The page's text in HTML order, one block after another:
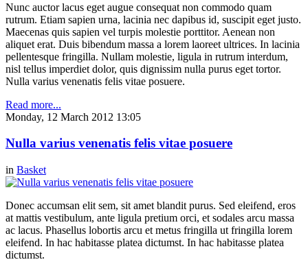
Nunc auctor lacus eget augue consequat non commodo quam
rutrum. Etiam sapien urna, lacinia nec dapibus id, suscipit eget justo.
Maecenas quis sapien vel turpis molestie porttitor. Aenean non
aliquet erat. Duis bibendum massa a lorem laoreet ultrices. In lacinia
pellentesque fringilla. Nullam molestie, ligula in rutrum interdum,
nisl tellus imperdiet dolor, quis dignissim nulla purus eget tortor.
Nulla varius venenatis felis vitae posuere.
Read more...
Monday, 12 March 2012 13:05
Nulla varius venenatis felis vitae posuere
in Basket
Donec accumsan elit sem, sit amet blandit purus. Sed eleifend, eros
at mattis vestibulum, ante ligula pretium orci, et sodales arcu massa
ac lacus. Phasellus lobortis arcu et metus fringilla ut fringilla lorem
eleifend. In hac habitasse platea dictumst. In hac habitasse platea
dictumst.